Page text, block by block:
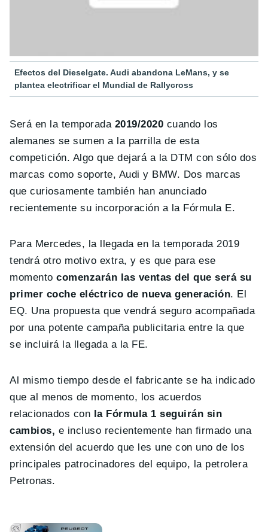
Efectos del Dieselgate. Audi abandona LeMans, y se
plantea electrificar el Mundial de Rallycross
Será en la temporada2019/2020 cuando los
alemanes se sumen a la parrilla de esta
competición. Algo que dejará a la DTM con sólo dos
marcas como soporte, Audi y BMW. Dos marcas
que curiosamente también han anunciado
recientemente su incorporación a la Fórmula E.
Para Mercedes, la llegada en la temporada 2019
tendrá otro motivo extra, y es que para ese
momentocomenzarán las ventas del que será su
primer coche eléctrico de nueva generación. El
EQ. Una propuesta que vendrá seguro acompañada
por una potente campaña publicitaria entre la que
se incluirá la llegada a la FE.
Al mismo tiempo desde el fabricante se ha indicado
que al menos de momento, los acuerdos
relacionados con la Fórmula 1 seguirán sin
cambios, e incluso recientemente han firmado una
extensión del acuerdo que les une con uno de los
principales patrocinadores del equipo, la petrolera
Petronas.